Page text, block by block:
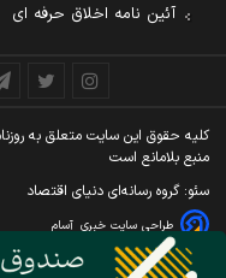
آئین نامه اخلاق حرفه ای
کليه حقوق اين سايت متعلق به
منبع بلامانع است
سئو: گروه رسانه‌ای دنیای اقتصاد
طراحی سایت خبری آسام